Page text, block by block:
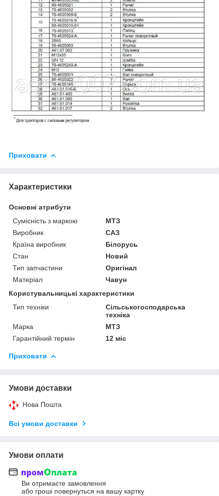
Приховати
Характеристики
Основні атрибути
Сумісність з маркою
МТЗ
Виробник
САЗ
Країна виробник
Білорусь
Стан
Новий
Тип запчастини
Оригінал
Матеріал
Чавун
Користувальницькі характеристики
Тип техніки
Сільськогосподарська
техніка
Марка
МТЗ
Гарантійний термін
12 міс
Приховати
Умови доставки
Нова Пошта
Всі умови доставки
Умови оплати
Ви отримаєте замовлення
або гроші повернуться на вашу картку